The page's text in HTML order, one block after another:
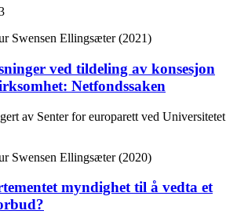
Swensen Ellingsæter (2021)
ved tildeling av konsesjon
Netfondssaken
av Senter for europarett ved Universitetet
Swensen Ellingsæter (2020)
myndighet til å vedta et